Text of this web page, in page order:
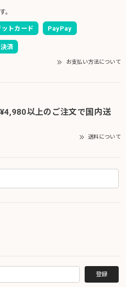
。
ットカード PayPay
済
お支払い方法について
以上のご注文で国内送
送料について
登録